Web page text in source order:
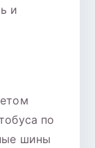
и
по
шины